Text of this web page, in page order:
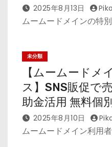
2025年8月13日
ムームードメインの特
未分類
【ムームードメ
ス】SNS販促で
助金活用 無料個
請】2025年8月10日
ムームードメイン利用